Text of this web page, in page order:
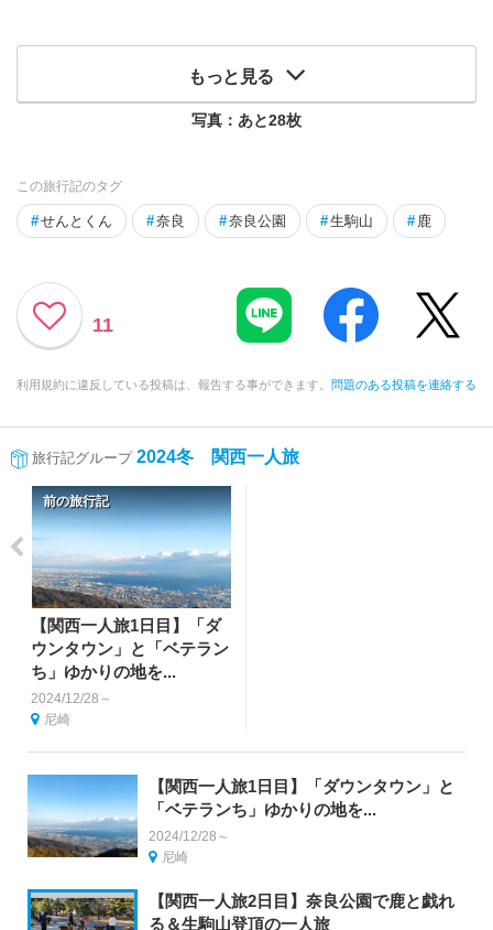
もっと見る
写真：あと28枚
この旅行記のタグ
#せんとくん #奈良 #奈良公園 #生駒山 # 鹿
11
利用規約に違反している投稿は、報告する事ができます。 問題のある投稿を連絡する
旅行記グループ 2024冬 関西一人旅
前の旅行記
【関西一人旅1日目】「ダ
ウンタウン」と「ベテラン
ち」ゆかりの地を...
2024/12/28～
尼崎
【関西一人旅1日目】「ダウンタウン」と
「ベテランち」ゆかりの地を...
2024/12/28～
尼崎
【関西一人旅2日目】奈良公園で鹿と戯れ
る＆生駒山登頂の一人旅